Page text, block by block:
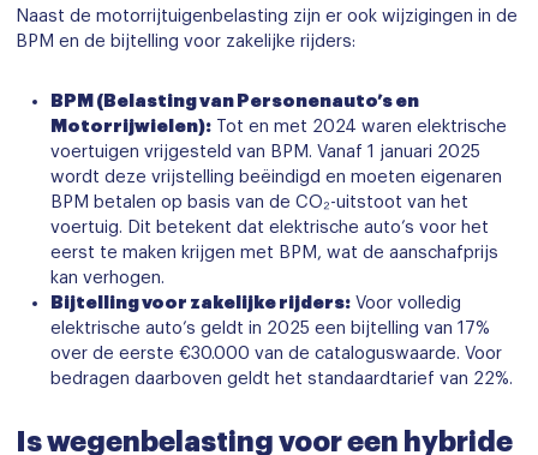
Naast de motorrijtuigenbelasting zijn er ook wijzigingen in de
BPM en de bijtelling voor zakelijke rijders:
BPM (Belasting van Personenauto’s en
Motorrijwielen): Tot en met 2024 waren elektrische
voertuigen vrijgesteld van BPM. Vanaf 1 januari 2025
wordt deze vrijstelling beëindigd en moeten eigenaren
BPM betalen op basis van de CO₂-uitstoot van het
voertuig. Dit betekent dat elektrische auto’s voor het
eerst te maken krijgen met BPM, wat de aanschafprijs
kan verhogen.
Bijtelling voor zakelijke rijders: Voor volledig
elektrische auto’s geldt in 2025 een bijtelling van 17%
over de eerste €30.000 van de cataloguswaarde. Voor
bedragen daarboven geldt het standaardtarief van 22%.
Is wegenbelasting voor een hybride